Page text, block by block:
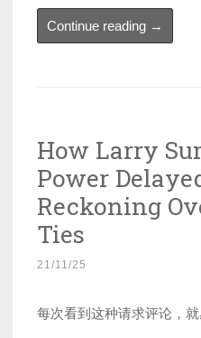
Continue reading “Claude
数
与
境
→
How Larry
Power
Reckoning
Ties
21/11/25
每次看到这种请求评论，就